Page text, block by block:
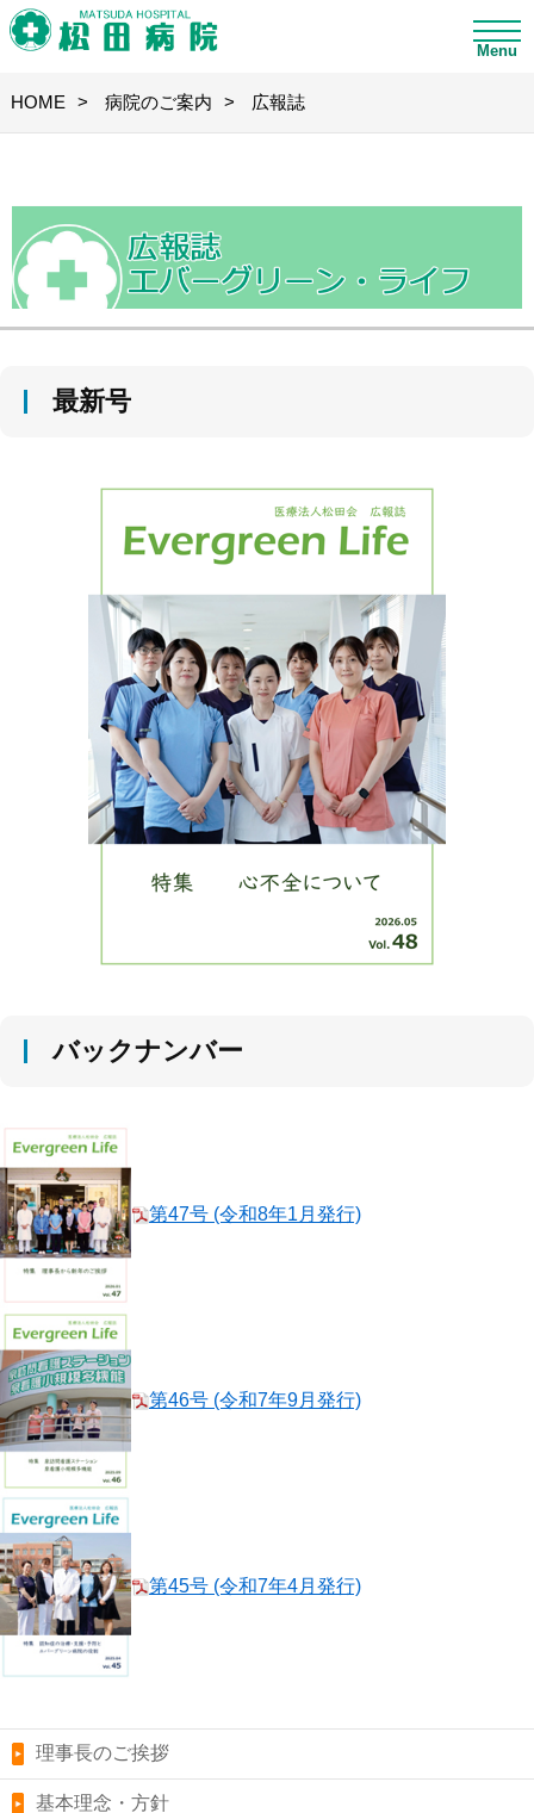
Menu
HOME 病院のご案内 広報誌
最新号
バックナンバー
第47号 (令和8年1月発行)
第46号 (令和7年9月発行)
第45号 (令和7年4月発行)
理事長のご挨拶
基本理念・方針